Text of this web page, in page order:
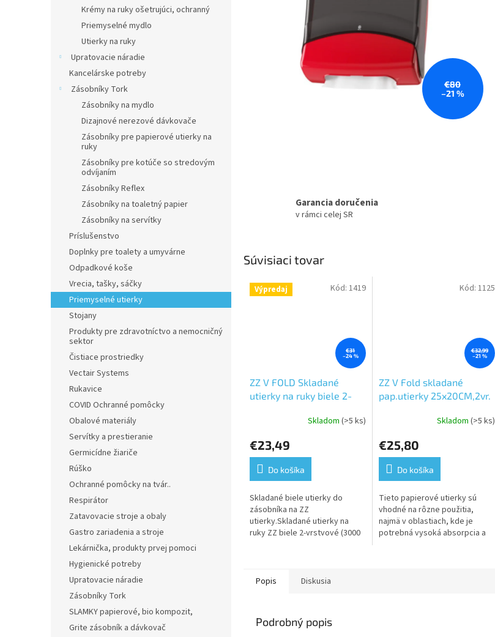
Krémy na ruky ošetrujúci, ochranný
Priemyselné mydlo
Utierky na ruky
Upratovacie náradie
Kancelárske potreby
Zásobníky Tork
Zásobníky na mydlo
Dizajnové nerezové dávkovače
Zásobníky pre papierové utierky na
ruky
Zásobníky pre kotúče so stredovým
odvíjaním
Zásobníky Reflex
Zásobníky na toaletný papier
Zásobníky na servítky
Príslušenstvo
Doplnky pre toalety a umyvárne
Odpadkové koše
Vrecia, tašky, sáčky
Priemyselné utierky
Stojany
Produkty pre zdravotníctvo a nemocničný
sektor
Čistiace prostriedky
Vectair Systems
Rukavice
COVID Ochranné pomôcky
Obalové materiály
Servítky a prestieranie
Germicídne žiariče
Rúško
Ochranné pomôcky na tvár..
Respirátor
Zatavovacie stroje a obaly
Gastro zariadenia a stroje
Lekárnička, produkty prvej pomoci
Hygienické potreby
Upratovacie náradie
Zásobníky Tork
SLAMKY papierové, bio kompozit,
Grite zásobník a dávkovač
€80
–21 %
Garancia doručenia
v rámci celej SR
Súvisiaci tovar
Výpredaj
€31
–24 %
ZZ V FOLD Skladané
utierky na ruky biele 2-
produktu
je
5,0
z
5
hviezdičiek.
Skladom (>5 ks)
€23,49
Do košíka
Skladané biele utierky do
zásobníka na ZZ
utierky.Skladané utierky na
ruky ZZ biele 2-vrstvové (3000
Kód: 1419
€32,99
–21 %
ZZ V Fold skladané
pap.utierky 25x20CM,2vr.
produktu
je
5,0
z
5
hviezdičiek.
Skladom (>5 ks)
€25,80
Do košíka
Tieto papierové utierky sú
vhodné na rôzne použitia,
najmä v oblastiach, kde je
potrebná vysoká absorpcia a
Kód: 1125
Popis Diskusia
Podrobný popis